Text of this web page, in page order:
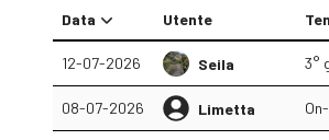
Data Utente
12-07-2026 Seila 3°
08-07-2026 Limetta